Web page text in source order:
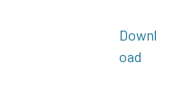
Downl
oad